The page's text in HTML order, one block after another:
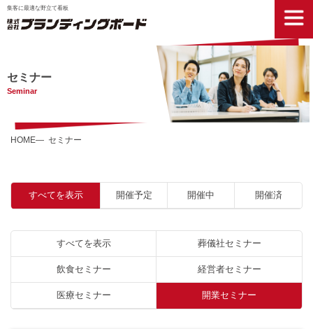
集客に最適な野立て看板
セミナー
Seminar
HOME セミナー
すべてを表示 開催予定 開催中 開催済
すべてを表示 葬儀社セミナー
飲食セミナー 経営者セミナー
医療セミナー 開業セミナー